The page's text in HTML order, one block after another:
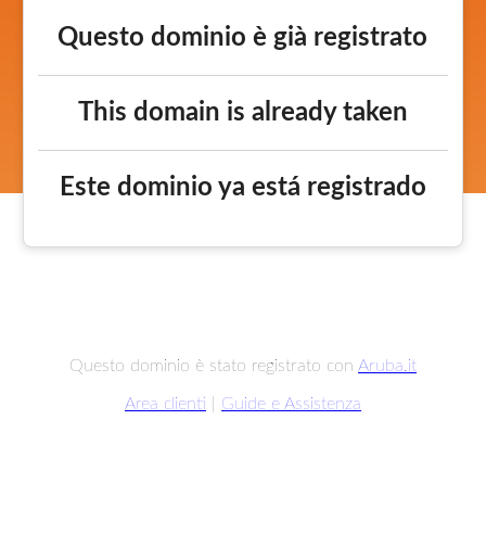
Questo dominio è già registrato
This domain is already taken
Este dominio ya está registrado
Questo dominio è stato registrato con Aruba.it
Area clienti Guide e Assistenza